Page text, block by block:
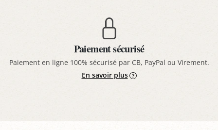
Paiement sécurisé
Paiement en ligne 100% sécurisé par CB, PayPal ou Virement.
En savoir plus